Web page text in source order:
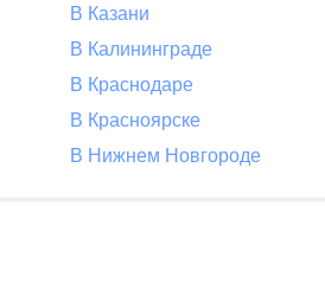
В Казани
В Калининграде
В Краснодаре
В Красноярске
В Нижнем Новгороде